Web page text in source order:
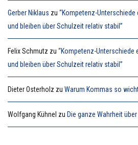
Gerber Niklaus zu “Kompetenz-
und bleiben über Schulzeit relativ stabil”
Felix Schmutz zu “Kompetenz-Unterschiede
und bleiben über Schulzeit relativ stabil”
Dieter Osterholz zu Warum Kommas so
Wolfgang Kühnel zu Die ganze Wahrheit